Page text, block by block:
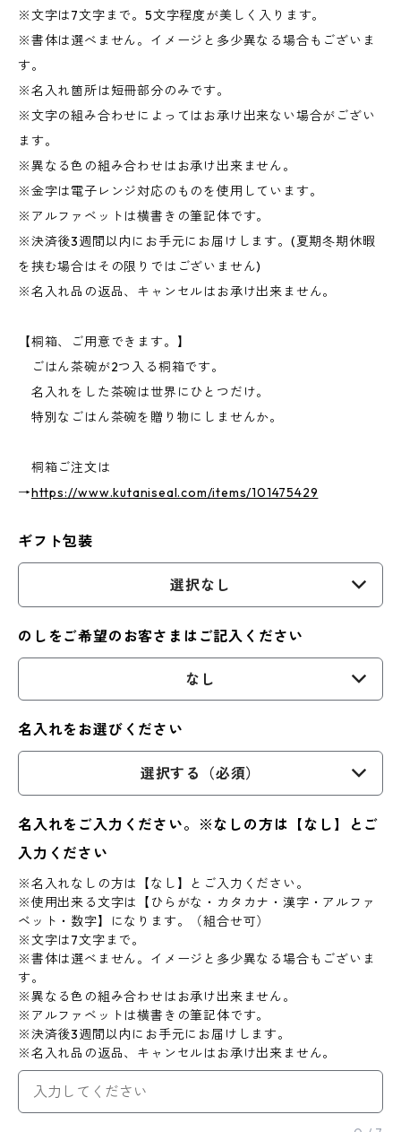
※文字は7文字まで。5文字程度が美しく入ります。
※書体は選べません。イメージと多少異なる場合もございま
す。
※名入れ箇所は短冊部分のみです。
※文字の組み合わせによってはお承け出来ない場合がござい
ます。
※異なる色の組み合わせはお承け出来ません。
※金字は電子レンジ対応のものを使用しています。
※アルファベットは横書きの筆記体です。
※決済後3週間以内にお手元にお届けします。(夏期冬期休暇
を挟む場合はその限りではございません)
※名入れ品の返品、キャンセルはお承け出来ません。
【桐箱、ご用意できます。】
ごはん茶碗が2つ入る桐箱です。
名入れをした茶碗は世界にひとつだけ。
特別なごはん茶碗を贈り物にしませんか。
桐箱ご注文は
→https://www.kutaniseal.com/items/101475429
ギフト包装
選択なし
のしをご希望のお客さまはご記入ください
なし
名入れをお選びください
選択する（必須）
名入れをご入力ください。※なしの方は【なし】とご
入力ください
※名入れなしの方は【なし】とご入力ください。
※使用出来る文字は【ひらがな・カタカナ・漢字・アルファ
ベット・数字】になります。（組合せ可）
※文字は7文字まで。
※書体は選べません。イメージと多少異なる場合もございま
す。
※異なる色の組み合わせはお承け出来ません。
※アルファベットは横書きの筆記体です。
※決済後3週間以内にお手元にお届けします。
※名入れ品の返品、キャンセルはお承け出来ません。